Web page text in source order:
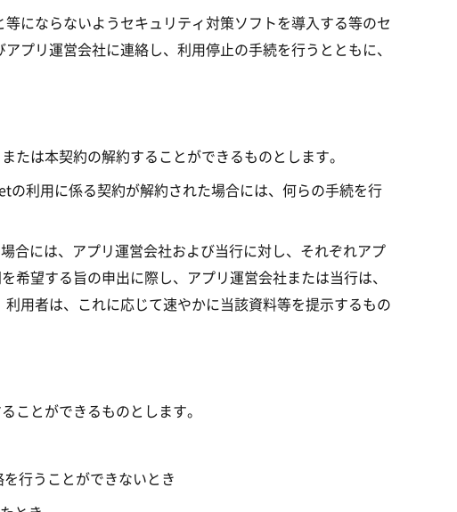
にならないようセキュリティ対策ソフトを導入する等のセ
プリ運営会社に連絡し、利用停止の手続を行うとともに、
は本契約の解約することができるものとします。
利用に係る契約が解約された場合には、何らの手続を行
合には、アプリ運営会社および当行に対し、それぞれアプ
望する旨の申出に際し、アプリ運営会社または当行は、
用者は、これに応じて速やかに当該資料等を提示するもの
ことができるものとします。
行うことができないとき